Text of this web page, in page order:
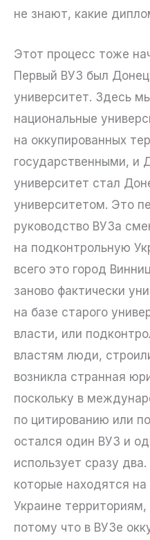
не знают, какие
Этот процесс тоже
Первый ВУЗ был
университет. Здесь
национальные
на оккупированных
государственными, и
университет стал
университетом. Это
руководство ВУЗа
на подконтрольную
всего это город
заново фактически
на базе старого
власти, или
властям люди,
возникла странная
поскольку в
по цитированию или
остался один ВУЗ и
использует сразу
которые находятся
Украине
потому что в ВУЗе